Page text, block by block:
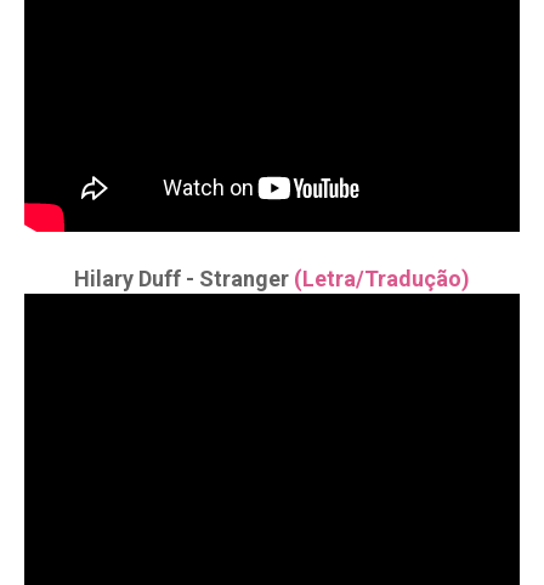
Hilary Duff - Stranger (Letra/Tradução)